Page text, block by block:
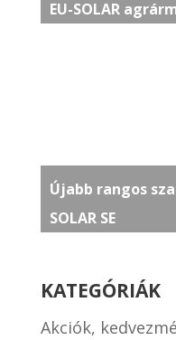
EU-SOLAR
Újabb rangos
SOLAR SE
KATEGÓRIÁK
Akciók,